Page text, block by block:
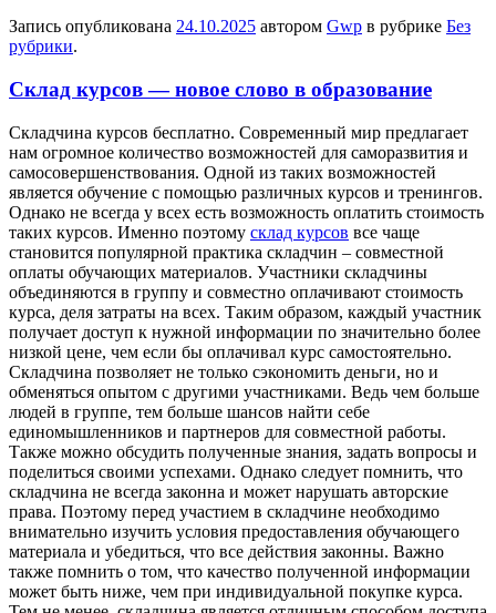
Запись опубликована 24.10.2025 автором Gwp в рубрике Без
рубрики.
Склад курсов — новое слово в образование
Склaдчинa курсoв бeсплaтнo. Современный мир предлагает
нам огромное количество возможностей для саморазвития и
самосовершенствования. Одной из таких возможностей
является обучение с помощью различных курсов и тренингов.
Однако не всегда у всех есть возможность оплатить стоимость
таких курсов. Именно поэтому склад курсов все чаще
становится популярной практика складчин – совместной
оплаты обучающих материалов. Участники складчины
объединяются в группу и совместно оплачивают стоимость
курса, деля затраты на всех. Таким образом, каждый участник
получает доступ к нужной информации по значительно более
низкой цене, чем если бы оплачивал курс самостоятельно.
Складчина позволяет не только сэкономить деньги, но и
обменяться опытом с другими участниками. Ведь чем больше
людей в группе, тем больше шансов найти себе
единомышленников и партнеров для совместной работы.
Также можно обсудить полученные знания, задать вопросы и
поделиться своими успехами. Однако следует помнить, что
складчина не всегда законна и может нарушать авторские
права. Поэтому перед участием в складчине необходимо
внимательно изучить условия предоставления обучающего
материала и убедиться, что все действия законны. Важно
также помнить о том, что качество полученной информации
может быть ниже, чем при индивидуальной покупке курса.